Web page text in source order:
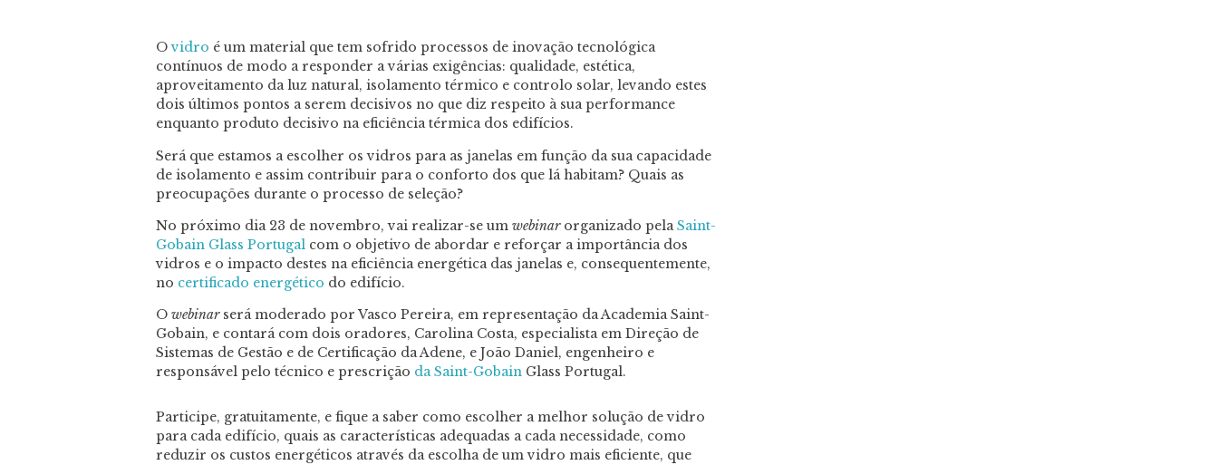
Ovidro é um material que tem sofrido processos de inovação tecnológica
contínuos de modo a responder a várias exigências: qualidade, estética,
aproveitamento da luz natural, isolamento térmico e controlo solar, levando estes
dois últimos pontos a serem decisivos no que diz respeito à sua performance
enquanto produto decisivo na eficiência térmica dos edifícios.
Será que estamos a escolher os vidros para as janelas em função da sua capacidade
de isolamento e assim contribuir para o conforto dos que lá habitam? Quais as
preocupações durante o processo de seleção?
No próximo dia 23 de novembro, vai realizar-se um webinarorganizado pelaSaint-
Gobain Glass Portugal com o objetivo de abordar e reforçar a importância dos
vidros e o impacto destes na eficiência energética das janelas e, consequentemente,
no certificado energético do edifício.
O webinarserá moderado por Vasco Pereira, em representação da Academia Saint-
Gobain, e contará com dois oradores, Carolina Costa, especialista em Direção de
Sistemas de Gestão e de Certificação da Adene, e João Daniel, engenheiro e
responsável pelo técnico e prescrição da Saint-Gobain Glass Portugal.
Participe, gratuitamente, e fique a saber como escolher a melhor solução de vidro
para cada edifício, quais as características adequadas a cada necessidade, como
reduzir os custos energéticos através da escolha de um vidro mais eficiente, que